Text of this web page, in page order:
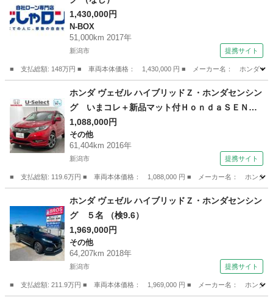
1,430,000円
N-BOX
51,000km 2017年
新潟市 提携サイト
■ 支払総額: 148万円 ■ 車両本体価格： 1,430,000 円 ■ メーカー名： ホンダ
N-BOX
ホンダ ヴェゼル ハイブリッドＺ・ホンダセンシン
グ いまコレ＋新品マット付ＨｏｎｄａＳＥＮＳ
ＩＮＧＭナビ 地デジフルセグＴＶ ＢＬＵＥＴ
ＯＯＴＨ 電動ミラー ＬＫＡＳ カーテンエア
バック スマキー シートヒータ 横滑り防止シ
1,088,000円
その他
61,404km 2016年
新潟市 提携サイト
■ 支払総額: 119.6万円 ■ 車両本体価格： 1,088,000 円 ■ メーカー名： ホンダ ■
その他
ホンダ ヴェゼル ハイブリッドＺ・ホンダセンシン
グ ５名 （検9.6）
1,969,000円
その他
64,207km 2018年
新潟市 提携サイト
■ 支払総額: 211.9万円 ■ 車両本体価格： 1,969,000 円 ■ メーカー名： ホン